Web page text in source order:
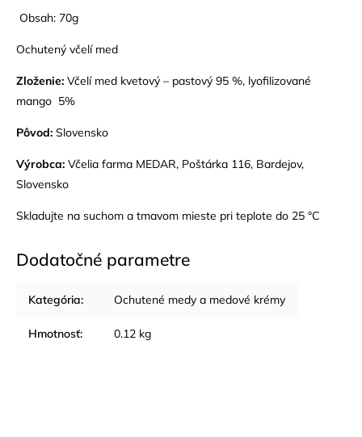
Obsah: 70g
Ochutený včelí med
Zloženie: Včelí med kvetový – pastový 95 %, lyofilizované
mango 5%
Pôvod: Slovensko
Výrobca: Včelia farma MEDAR, Poštárka 116, Bardejov,
Slovensko
Skladujte na suchom a tmavom mieste pri teplote do 25 °C
Dodatočné parametre
Kategória: Ochutené medy a medové krémy
Hmotnosť: 0.12 kg